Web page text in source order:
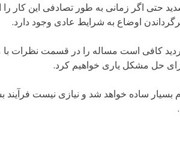
حتی اگر زمانی به طور تصادفی این کار را
اوضاع به شرایط عادی وجود دارد.
کافی است مساله را در قسمت نظرات با
برای حل مشکل یاری خواهیم کرد.
بسیار ساده خواهد شد و نیازی نیست فرآیند